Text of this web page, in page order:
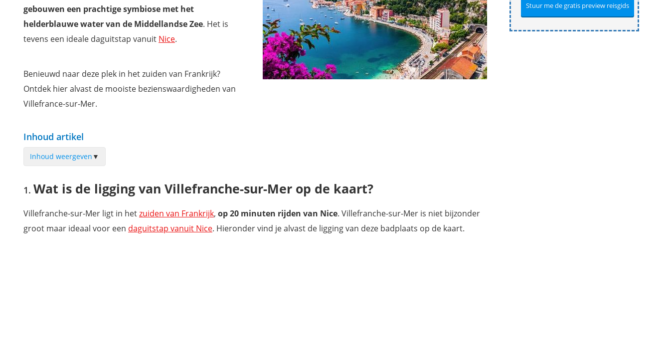
gebouwen een prachtige symbiose met het
helderblauwe water van de Middellandse Zee. Het is
tevens een ideale daguitstap vanuit Nice.
Benieuwd naar deze plek in het zuiden van Frankrijk?
Ontdek hier alvast de mooiste bezienswaardigheden van
Villefrance-sur-Mer.
Inhoud artikel
Inhoud weergeven ▼
Dwaal door de straten van de oude stad
Bezoek een van de boeiende musea in Villefranche-sur-Mer
Wat is de ligging van Villefranche-sur-Mer op de kaart?
Villefranche-sur-Mer ligt in hetzuiden van Frankrijk, op 20 minuten rijden van Nice. Villefranche-sur-Mer is niet bijzonder
groot maar ideaal voor een daguitstap vanuit Nice. Hieronder vind je alvast de ligging van deze badplaats op de kaart.